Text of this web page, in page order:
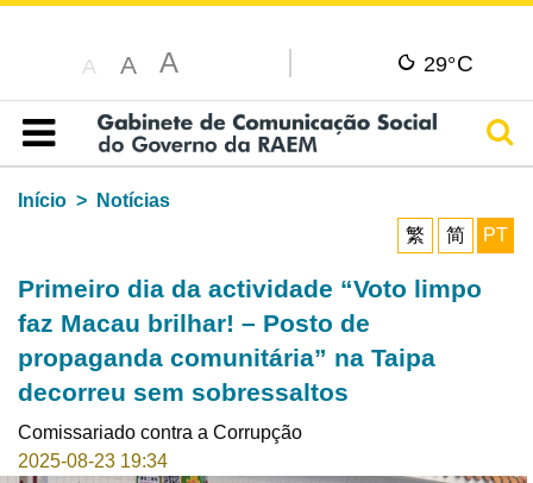
A A A 29°C
Índice
Início
Notícias
繁
简 PT
Primeiro dia da actividade “Voto limpo
faz Macau brilhar! – Posto de
propaganda comunitária” na Taipa
decorreu sem sobressaltos
Comissariado contra a Corrupção
2025-08-23 19:34